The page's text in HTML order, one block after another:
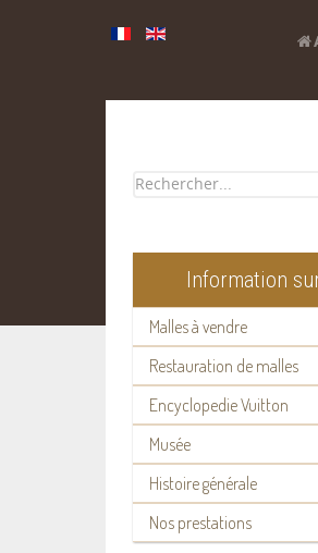
Information
Malles à vendre
Restauration de malles
Encyclopedie Vuitton
Musée
Histoire générale
Nos prestations